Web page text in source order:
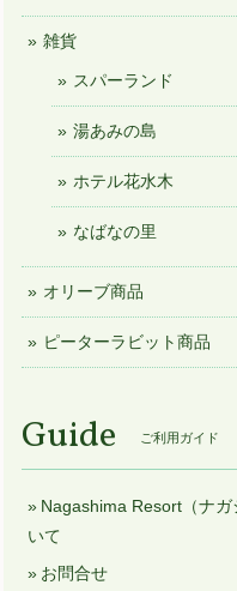
雑貨
スパーランド
湯あみの島
ホテル花水木
なばなの里
オリーブ商品
ピーターラビット商品
Guide ご利用ガイド
Nagashima Resort（ナ
いて
お問合せ